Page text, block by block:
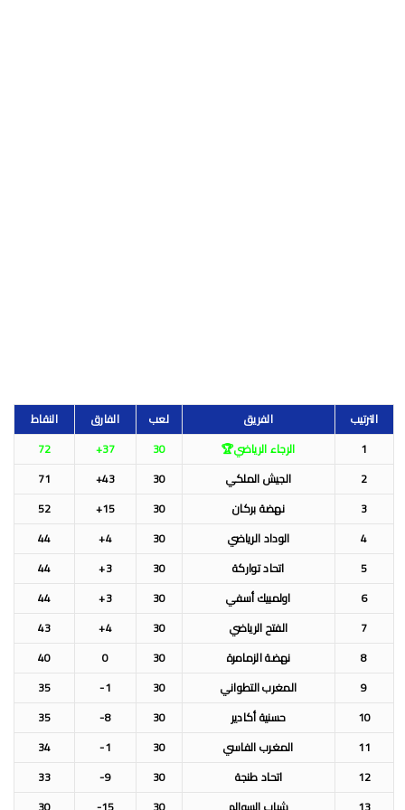
الترتيب الفريق لعب الفارق
النقاط
1
الرجاء الرياضي🏆 30
37+
72
2
الجيش الملكي 30
43+
71
3
نهضة بركان 30
15+
52
4
الوداد الرياضي 30
4+
44
5
اتحاد تواركة 30
3+
44
6
اولمبيك أسفي 30
3+
44
7
الفتح الرياضي 30
4+
43
8
نهضة الزمامرة 30
0
40
9
المغرب التطواني 30
1-
35
10
حسنية أكادير 30
8-
35
11
المغرب الفاسي 30
1-
34
12
اتحاد طنجة 30
9-
33